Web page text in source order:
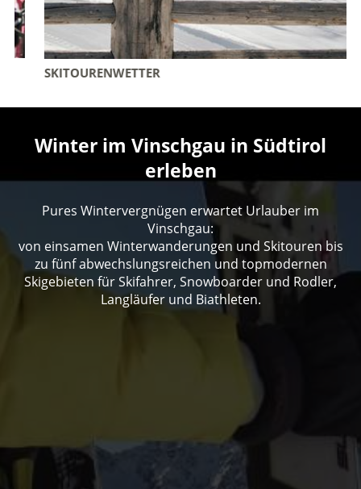
SKITOURENWETTER
Winter im Vinschgau in Südtirol
erleben
Pures Wintervergnügen erwartet Urlauber im
Vinschgau:
von einsamen Winterwanderungen und Skitouren bis
zu fünf abwechslungsreichen und topmodernen
Skigebieten für Skifahrer, Snowboarder und Rodler,
Langläufer und Biathleten.